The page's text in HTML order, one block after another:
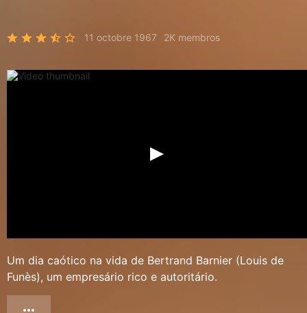
11 octobre 1967 2K membros
Um dia caótico na vida de Bertrand Barnier (Louis de
Funès), um empresário rico e autoritário.